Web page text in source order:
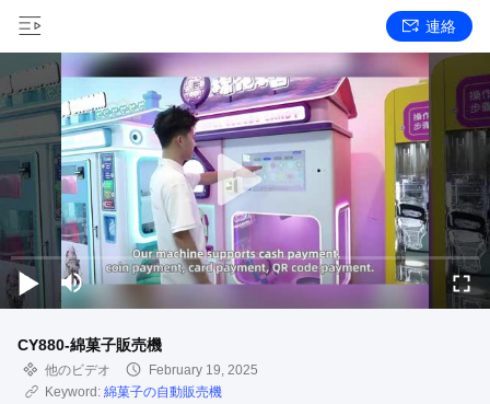
連絡
CY880-綿菓子販売機
他のビデオ
February 19, 2025
Keyword: 綿菓子の自動販売機